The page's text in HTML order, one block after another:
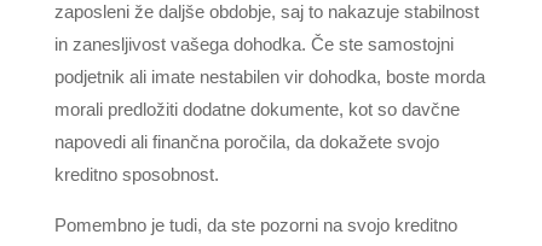
zaposleni že daljše obdobje, saj to nakazuje stabilnost
in zanesljivost vašega dohodka. Če ste samostojni
podjetnik ali imate nestabilen vir dohodka, boste morda
morali predložiti dodatne dokumente, kot so davčne
napovedi ali finančna poročila, da dokažete svojo
kreditno sposobnost.
Pomembno je tudi, da ste pozorni na svojo kreditno